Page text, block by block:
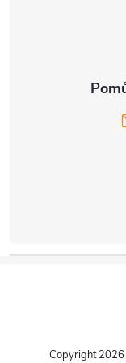
Copyright 2026